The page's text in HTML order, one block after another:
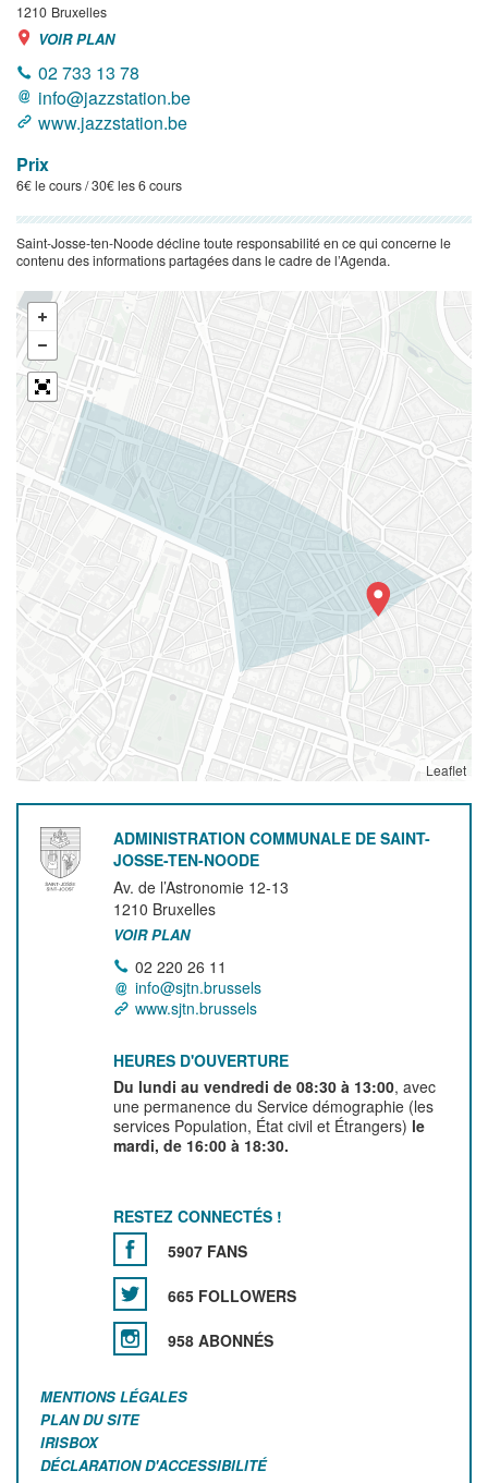
1210 Bruxelles
VOIR PLAN
02 733 13 78
info@jazzstation.be
www.jazzstation.be
Prix
6€ le cours / 30€ les 6 cours
Saint-Josse-ten-Noode décline toute responsabilité en ce qui concerne le
contenu des informations partagées dans le cadre de l’Agenda.
Leaflet
ADMINISTRATION COMMUNALE DE SAINT-
JOSSE-TEN-NOODE
Av. de l’Astronomie 12-13
1210 Bruxelles
VOIR PLAN
02 220 26 11
info@sjtn.brussels
www.sjtn.brussels
HEURES D'OUVERTURE
Du lundi au vendredi de 08:30 à 13:00, avec
une permanence du Service démographie (les
services Population, État civil et Étrangers) le
mardi, de 16:00 à 18:30.
RESTEZ CONNECTÉS !
5907 FANS
665 FOLLOWERS
958 ABONNÉS
MENTIONS LÉGALES
PLAN DU SITE
IRISBOX
DÉCLARATION D'ACCESSIBILITÉ